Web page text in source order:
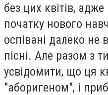
без цих квітів,
початку нового
оспівані далеко не
пісні. Але разом з
усвідомити, що ця
"аборигеном", і